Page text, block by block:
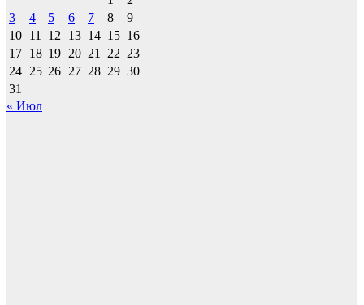
3
4 5 6 7 8
9
10 11 12 13 14 15 16
17 18 19 20 21 22 23
24 25 26 27 28 29 30
31
« Июл